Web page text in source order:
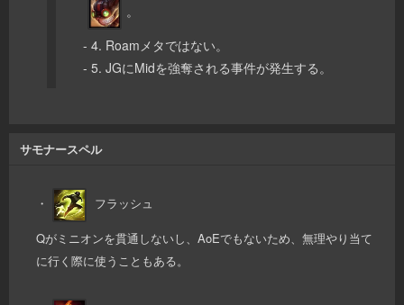
。
- 4. Roamメタではない。
- 5. JGにMidを強奪される事件が発生する。
サモナースペル
・ フラッシュ
Qがミニオンを貫通しないし、AoEでもないため、無理やり当て
に行く際に使うこともある。